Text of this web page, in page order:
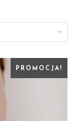
PROMOCJA!